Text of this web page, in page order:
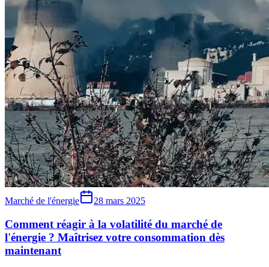
Marché de l'énergie 28 mars 2025
Comment réagir à la volatilité du marché de
l'énergie ? Maîtrisez votre consommation dès
maintenant